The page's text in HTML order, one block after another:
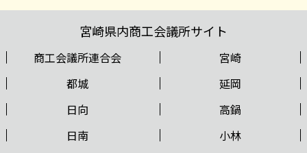
宮崎県内商工会議所サイト
商工会議所連合会
宮崎
都城
延岡
日向
高鍋
日南
小林